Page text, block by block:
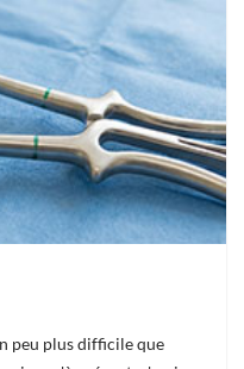
peu plus difficile que